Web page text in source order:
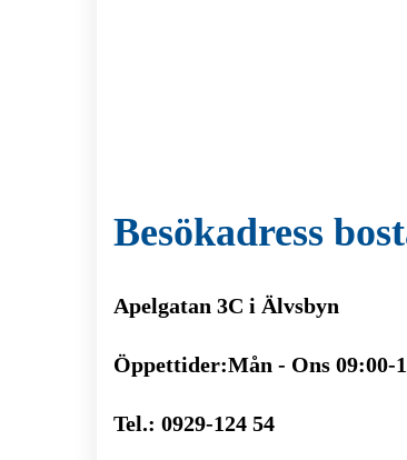
Besökadress
Apelgatan 3C i Älvsbyn
Öppettider:Mån - Ons 09:00-
Tel.: 0929-124 54